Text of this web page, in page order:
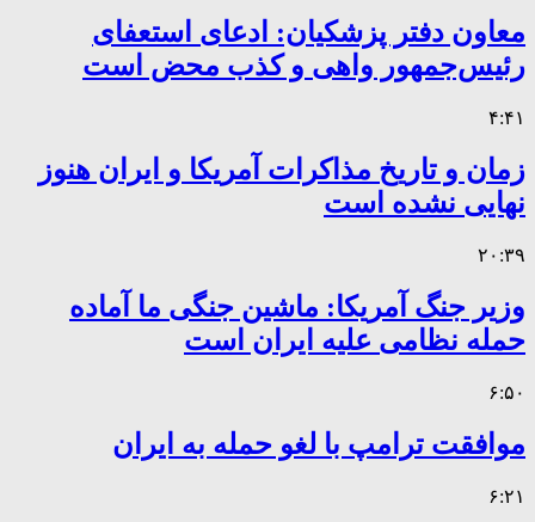
معاون دفتر پزشکیان: ادعای استعفای
رئیس‌جمهور واهی و کذب محض است
۴:۴۱
زمان و تاریخ مذاکرات آمریکا و ایران هنوز
نهایی نشده است
۲۰:۳۹
وزیر جنگ آمریکا: ماشین جنگی ما آماده
حمله نظامی علیه ایران است
۶:۵۰
موافقت ترامپ با لغو حمله به ایران
۶:۲۱